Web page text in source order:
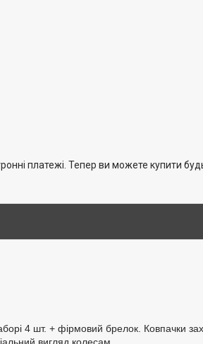
платежі. Тепер ви можете купити
4 шт. + фірмовий брелок. Ковпачки